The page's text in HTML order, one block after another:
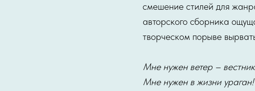
смешение стилей для
авторского сборника
творческом порыве
Мне нужен ветер –
Мне нужен в жизни ураган!